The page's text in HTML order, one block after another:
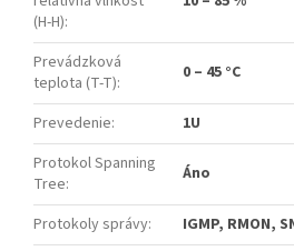
(H-H):
Prevádzková
teplota (T-T): 0 – 45 °C
Prevedenie:
1U
Protokol Spanning
Tree: Áno
Protokoly správy:
IGMP, RMON,